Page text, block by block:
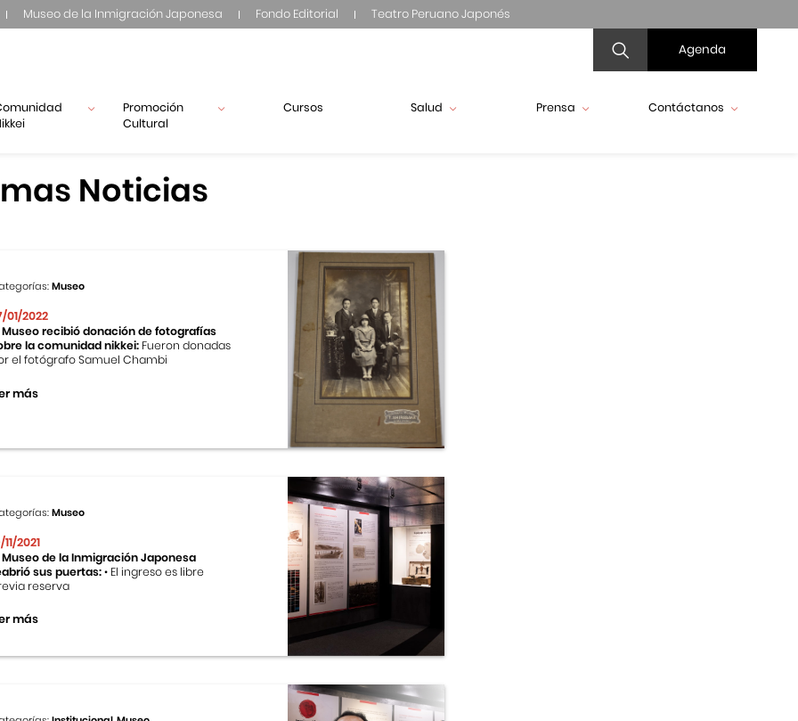
Museo de la Inmigración Japonesa Fondo Editorial Teatro Peruano Japonés
Agenda
Promoción
Cultural
Cursos Salud Prensa Contáctanos
Noticias
Museo
01/2022
Museo recibió donación de fotografías
la comunidad nikkei: Fueron donadas
el fotógrafo Samuel Chambi
más
Museo
11/2021
Museo de la Inmigración Japonesa
sus puertas:• El ingreso es libre
reserva
más